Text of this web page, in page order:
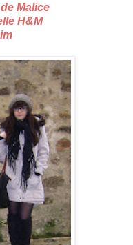
Malice
H&M